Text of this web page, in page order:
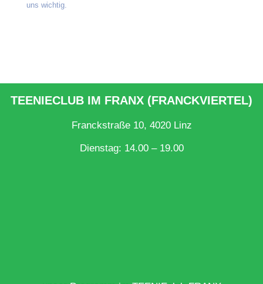
uns wichtig.
TEENIECLUB IM FRANX (FRANCKVIERTEL)
Franckstraße 10, 4020 Linz
Dienstag: 14.00 – 19.00